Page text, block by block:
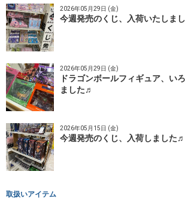
2026年05月29日 (金)
今週発売のくじ、入荷いたしま
2026年05月29日 (金)
ドラゴンボールフィギュア、い
ました♬
2026年05月15日 (金)
今週発売のくじ、入荷しました♬
取扱いアイテム